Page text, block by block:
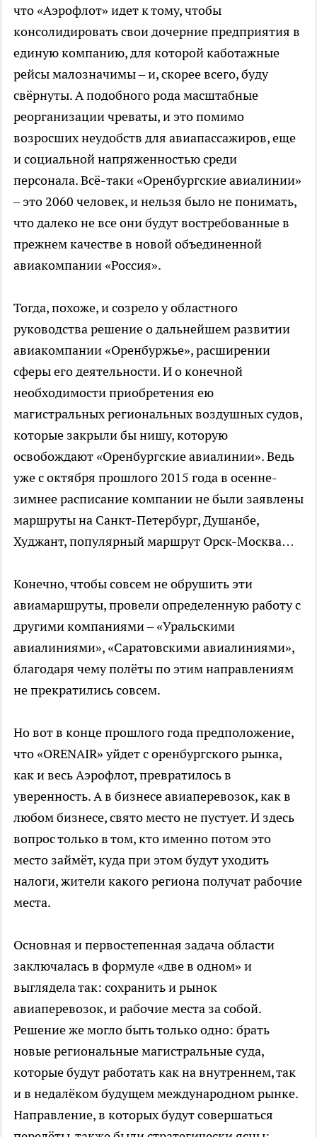
что «Аэрофлот» идет к тому, чтобы
консолидировать свои дочерние предприятия в
единую компанию, для которой каботажные
рейсы малозначимы – и, скорее всего, буду
свёрнуты. А подобного рода масштабные
реорганизации чреваты, и это помимо
возросших неудобств для авиапассажиров, еще
и социальной напряженностью среди
персонала. Всё-таки «Оренбургские авиалинии»
– это 2060 человек, и нельзя было не понимать,
что далеко не все они будут востребованные в
прежнем качестве в новой объединенной
авиакомпании «Россия».
Тогда, похоже, и созрело у областного
руководства решение о дальнейшем развитии
авиакомпании «Оренбуржье», расширении
сферы его деятельности. И о конечной
необходимости приобретения ею
магистральных региональных воздушных судов,
которые закрыли бы нишу, которую
освобождают «Оренбургские авиалинии». Ведь
уже с октября прошлого 2015 года в осенне-
зимнее расписание компании не были заявлены
маршруты на Санкт-Петербург, Душанбе,
Худжант, популярный маршрут Орск-Москва…
Конечно, чтобы совсем не обрушить эти
авиамаршруты, провели определенную работу с
другими компаниями – «Уральскими
авиалиниями», «Саратовскими авиалиниями»,
благодаря чему полёты по этим направлениям
не прекратились совсем.
Но вот в конце прошлого года предположение,
что «ORENAIR» уйдет с оренбургского рынка,
как и весь Аэрофлот, превратилось в
уверенность. А в бизнесе авиаперевозок, как в
любом бизнесе, свято место не пустует. И здесь
вопрос только в том, кто именно потом это
место займёт, куда при этом будут уходить
налоги, жители какого региона получат рабочие
места.
Основная и первостепенная задача области
заключалась в формуле «две в одном» и
выглядела так: сохранить и рынок
авиаперевозок, и рабочие места за собой.
Решение же могло быть только одно: брать
новые региональные магистральные суда,
которые будут работать как на внутреннем, так
и в недалёком будущем международном рынке.
Направление, в которых будут совершаться